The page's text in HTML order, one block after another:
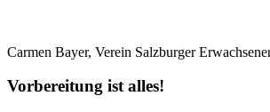
Carmen Bayer, Verein Salzburger
Vorbereitung ist alles!